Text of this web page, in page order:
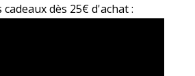
cadeaux dès 25€ d'achat :